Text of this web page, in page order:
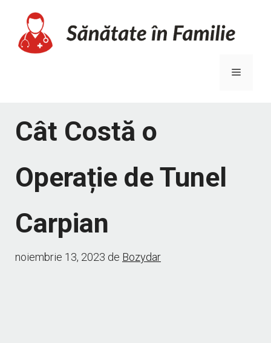
conținut
Meniu
Cât Costă o
Operație de Tunel
Carpian
noiembrie 13, 2023 de Bozydar